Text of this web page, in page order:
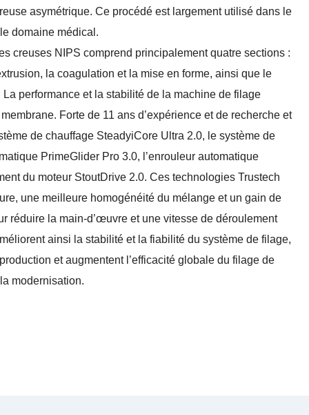
asymétrique. Ce procédé est largement utilisé dans le
domaine médical.
creuses NIPS comprend principalement quatre sections :
la coagulation et la mise en forme, ainsi que le
performance et la stabilité de la machine de filage
Forte de 11 ans d’expérience et de recherche et
de chauffage SteadyiCore Ultra 2.0, le système de
PrimeGlider Pro 3.0, l’enrouleur automatique
du moteur StoutDrive 2.0. Ces technologies Trustech
une meilleure homogénéité du mélange et un gain de
réduire la main-d’œuvre et une vitesse de déroulement
ainsi la stabilité et la fiabilité du système de filage,
et augmentent l’efficacité globale du filage de
modernisation.